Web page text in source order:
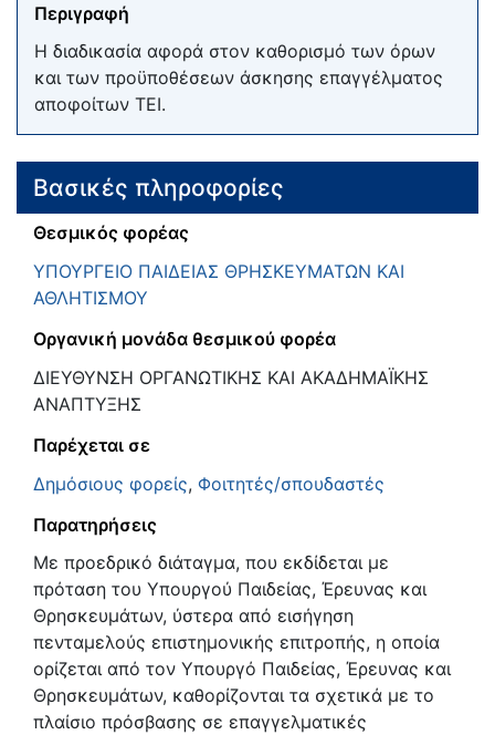
Περιγραφή
Η διαδικασία αφορά στον καθορισμό των όρων
και των προϋποθέσεων άσκησης επαγγέλματος
αποφοίτων ΤΕΙ.
Βασικές πληροφορίες
Θεσμικός φορέας
ΥΠΟΥΡΓΕΙΟ ΠΑΙΔΕΙΑΣ ΘΡΗΣΚΕΥΜΑΤΩΝ ΚΑΙ
ΑΘΛΗΤΙΣΜΟΥ
Οργανική μονάδα θεσμικού φορέα
ΔΙΕΥΘΥΝΣΗ ΟΡΓΑΝΩΤΙΚΗΣ ΚΑΙ ΑΚΑΔΗΜΑΪΚΗΣ
ΑΝΑΠΤΥΞΗΣ
Παρέχεται σε
Δημόσιους φορείς, Φοιτητές/σπουδαστές
Παρατηρήσεις
Με προεδρικό διάταγμα, που εκδίδεται με
πρόταση του Υπουργού Παιδείας, Έρευνας και
Θρησκευμάτων, ύστερα από εισήγηση
πενταμελούς επιστημονικής επιτροπής, η οποία
ορίζεται από τον Υπουργό Παιδείας, Έρευνας και
Θρησκευμάτων, καθορίζονται τα σχετικά με το
πλαίσιο πρόσβασης σε επαγγελματικές